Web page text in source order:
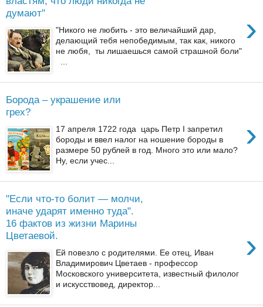
думают"
›
"Никого не любить - это величайший дар,
делающий тебя непобедимым, так как, никого
не любя, ты лишаешься самой страшной боли"
Борода – украшение или
грех?
›
17 апреля 1722 года царь Петр I запретил
бороды и ввел налог на ношение бороды в
размере 50 рублей в год. Много это или мало?
Ну, если учес...
"Если что-то болит — молчи,
иначе ударят именно туда".
16 фактов из жизни Марины
Цветаевой.
›
Ей повезло с родителями. Ее отец, Иван
Владимирович Цветаев - профессор
Московского университета, известный филолог
и искусствовед, директор...